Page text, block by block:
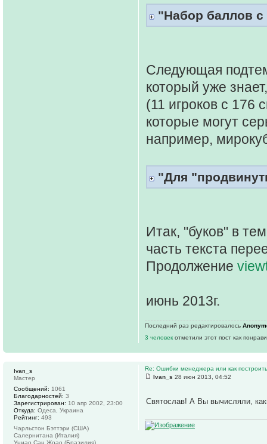
"Набор баллов
Следующая
который уже
(11 игроков с 176
которые могут
например,
"Для
Итак, "буков" в
часть текста
Продолжение
июнь 2013г.
Последний раз редактировалось
3 человек отметили этот пост как
Re: Ошибки менеджера или как построить
Ivan_s 28 июн 2013, 04:52
Святослав! А Вы вычисляли,
Ivan_s
Мастер
Сообщений: 1061
Благодарностей: 3
Зарегистрирован: 10 апр 2002, 23:00
Откуда: Одеса, Украина
Рейтинг: 493
Чарльстон Бэттэри (США)
Салернитана (Италия)
Униао Сан Жоао (Бразилия)